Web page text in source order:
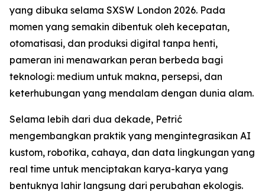
yang dibuka selama SXSW London 2026. Pada
momen yang semakin dibentuk oleh kecepatan,
otomatisasi, dan produksi digital tanpa henti,
pameran ini menawarkan peran berbeda bagi
teknologi: medium untuk makna, persepsi, dan
keterhubungan yang mendalam dengan dunia alam.
Selama lebih dari dua dekade, Petrić
mengembangkan praktik yang mengintegrasikan AI
kustom, robotika, cahaya, dan data lingkungan yang
real time untuk menciptakan karya-karya yang
bentuknya lahir langsung dari perubahan ekologis.